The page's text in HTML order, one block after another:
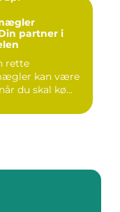
partner i
rette
kan være
du skal kø...